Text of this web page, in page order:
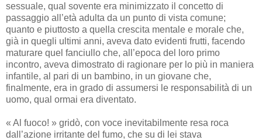
sessuale, qual sovente era minimizzato il concetto di
passaggio all’età adulta da un punto di vista comune;
quanto e piuttosto a quella crescita mentale e morale che,
già in quegli ultimi anni, aveva dato evidenti frutti, facendo
maturare quel fanciullo che, all’epoca del loro primo
incontro, aveva dimostrato di ragionare per lo più in maniera
infantile, al pari di un bambino, in un giovane che,
finalmente, era in grado di assumersi le responsabilità di un
uomo, qual ormai era diventato.
« Al fuoco! » gridò, con voce inevitabilmente resa roca
dall’azione irritante del fumo, che su di lei stava